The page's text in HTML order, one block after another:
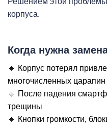
корпуса.
Когда нужна
🔹 Корпус потерял
многочисленных царапин
🔹 После падения
трещины
🔹 Кнопки громкости,